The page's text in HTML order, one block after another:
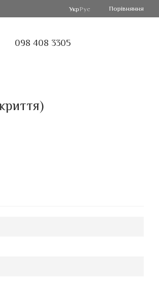
УкрРус Порівняння
098 408 3305